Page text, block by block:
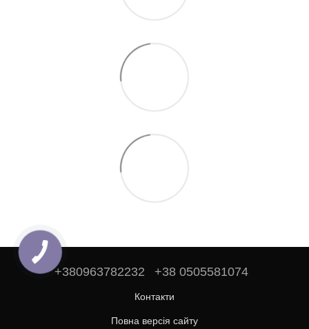
+380963782232 +38 0505581074
Контакти
Повна версія сайту